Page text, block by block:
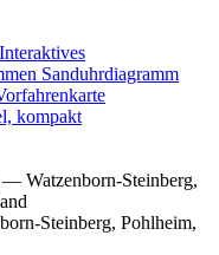
Interaktives
Sanduhrdiagramm
kompakt
— Watzenborn-Steinberg,
Steinberg, Pohlheim,